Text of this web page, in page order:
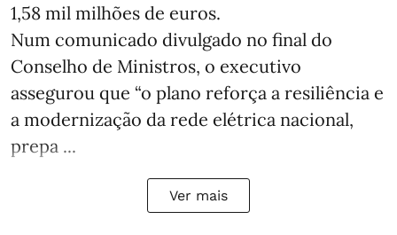
1,58 mil milhões de euros.
Num comunicado divulgado no final do
Conselho de Ministros, o executivo
assegurou que “o plano reforça a resiliência e
a modernização da rede elétrica nacional,
prepa ...
Ver mais